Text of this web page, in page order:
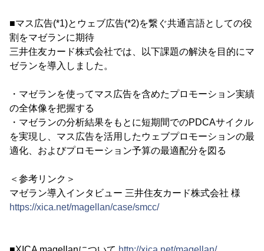
■マス広告(*1)とウェブ広告(*2)を繋ぐ共通言語としての役
割をマゼランに期待
三井住友カード株式会社では、以下課題の解決を目的にマ
ゼランを導入しました。
・マゼランを使ってマス広告を含めたプロモーション実績
の全体像を把握する
・マゼランの分析結果をもとに短期間でのPDCAサイクル
を実現し、マス広告を活用したウェブプロモーションの最
適化、およびプロモーション予算の最適配分を図る
＜参考リンク＞
マゼラン導入インタビュー 三井住友カード株式会社 様
https://xica.net/magellan/case/smcc/